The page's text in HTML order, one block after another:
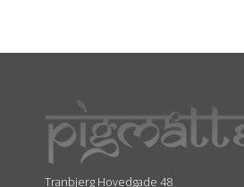
Tranbjerg Hovedgade 48